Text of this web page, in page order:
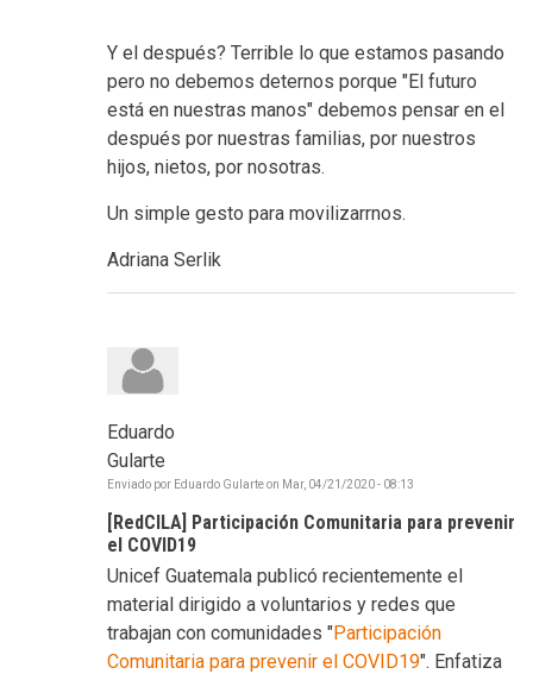
Y el después? Terrible lo que estamos pasando
pero no debemos deternos porque "El futuro
está en nuestras manos" debemos pensar en el
después por nuestras familias, por nuestros
hijos, nietos, por nosotras.
Un simple gesto para movilizarrnos.
Adriana Serlik
Eduardo
Gularte
Enviado por Eduardo Gularteon Mar, 04/21/2020 - 08:13
[RedCILA] Participación Comunitaria para prevenir
el COVID19
Unicef Guatemala publicó recientemente el
material dirigido a voluntarios y redes que
trabajan con comunidades "Participación
Comunitaria para prevenir el COVID19". Enfatiza